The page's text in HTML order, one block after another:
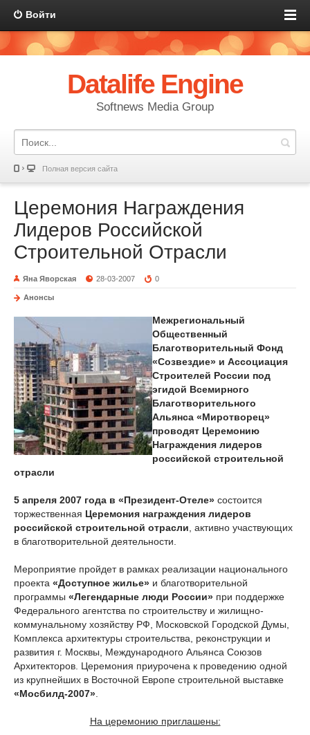
Войти
Datalife Engine
Softnews Media Group
Полная версия сайта
Церемония Награждения
Лидеров Российской
Строительной Отрасли
Яна Яворская 28-03-2007 0
Анонсы
Межрегиональный
Общественный
Благотворительный Фонд
«Созвездие» и Ассоциация
Строителей России под
эгидой Всемирного
Благотворительного
Альянса «Миротворец»
проводят Церемонию
Награждения лидеров
российской строительной
отрасли
5 апреля 2007 года в «Президент-Отеле» состоится
торжественная Церемония награждения лидеров
российской строительной отрасли , активно участвующих
в благотворительной деятельности.
Мероприятие пройдет в рамках реализации национального
проекта «Доступное жилье» и благотворительной
программы «Легендарные люди России» при поддержке
Федерального агентства по строительству и жилищно-
коммунальному хозяйству РФ, Московской Городской Думы,
Комплекса архитектуры строительства, реконструкции и
развития г. Москвы, Международного Альянса Союзов
Архитекторов. Церемония приурочена к проведению одной
из крупнейших в Восточной Европе строительной выставке
«Мосбилд-2007»
На церемонию приглашены: